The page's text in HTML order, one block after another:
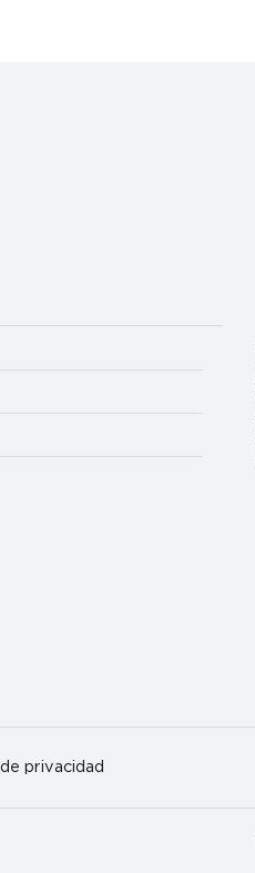
privacidad